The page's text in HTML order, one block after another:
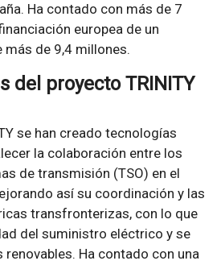
Ha contado con más de 7
europea de un
más de 9,4 millones.
del proyecto TRINITY
se han creado tecnologías
la colaboración entre los
de transmisión (TSO) en el
así su coordinación y las
transfronterizas, con lo que
del suministro eléctrico y se
Ha contado con una